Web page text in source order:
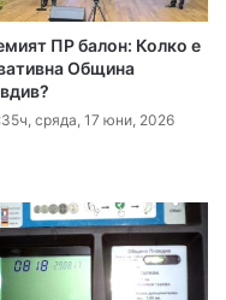
ПР балон: Колко е
Община
сряда, 17 юни, 2026